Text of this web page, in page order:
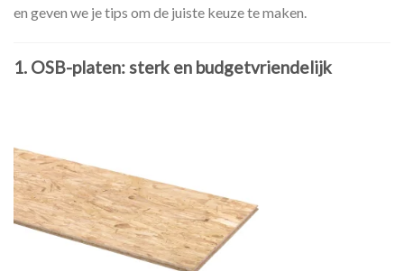
en geven we je tips om de juiste keuze te maken.
1. OSB-platen: sterk en budgetvriendelijk